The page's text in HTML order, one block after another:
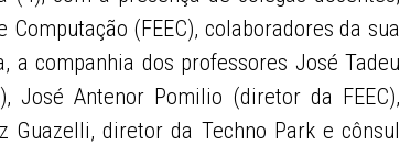
(FEEC), colaboradores da sua
a companhia dos professores José Tadeu
José Antenor Pomilio (diretor da FEEC),
Guazelli, diretor da Techno Park e cônsul